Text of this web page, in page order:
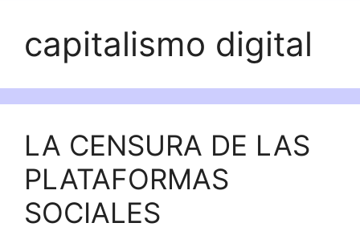
capitalismo digital
LA CENSURA DE LAS
PLATAFORMAS
SOCIALES